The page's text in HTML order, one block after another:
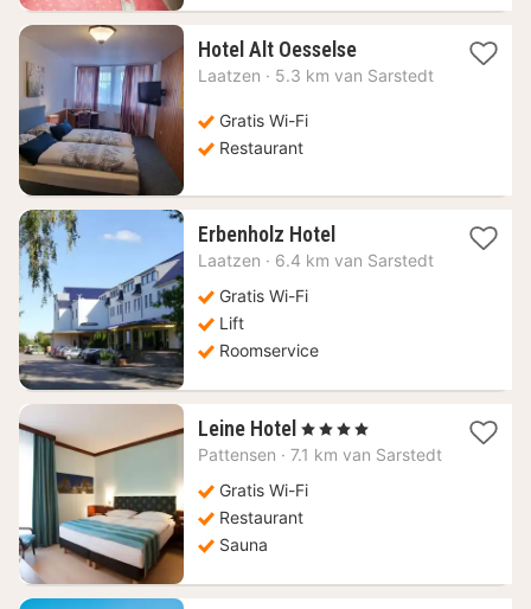
Hotel Alt Oesselse1
nacht
Laatzen · 5.3 km van Sarstedt
Gratis Wi-Fi
Restaurant
Erbenholz Hotel1
nacht
Laatzen · 6.4 km van Sarstedt
Gratis Wi-Fi
Lift
Roomservice
Leine Hotel 1
nacht
87,98
€
, 4 Sterren
Pattensen · 7.1 km van Sarstedt
Gratis Wi-Fi
Restaurant
Sauna